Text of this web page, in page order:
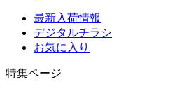
最新入荷情報
デジタルチラシ
お気に入り
特集ページ